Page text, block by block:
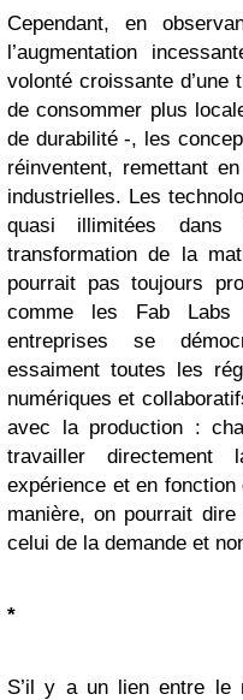
Cependant, en
l’augmentation
volonté croissante
de consommer plus
de durabilité -, les
réinventent, remettant
industrielles. Les
quasi illimitées
transformation de la
pourrait pas toujours
comme les Fab
entreprises se
essaiment toutes les
numériques et
avec la production :
travailler
expérience et en fonction
manière, on pourrait
celui de la demande et
*
S’il y a un lien entre le